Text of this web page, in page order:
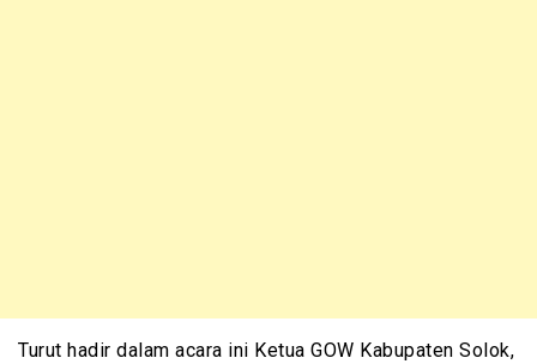
Turut hadir dalam acara ini Ketua GOW Kabupaten Solok,